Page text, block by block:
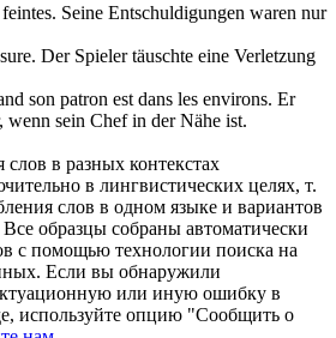
feintes. Seine Entschuldigungen waren nur
Der Spieler täuschte eine Verletzung
son patron est dans les environs. Er
wenn sein Chef in der Nähe ist.
в разных контекстах
в лингвистических целях, т.
слов в одном языке и вариантов
образцы собраны автоматически
с помощью технологии поиска на
Если вы обнаружили
или иную ошибку в
используйте опцию "Сообщить о